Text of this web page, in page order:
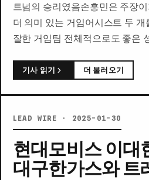
트넘의 승리였음손흥민은 주장
더 의미 있는 거임어시스트 두
잘한 거임팀 전체적으로도 좋은
기사 읽기 더 불러오기
LEAD WIRE · 2025-01-30
현대모비스 이대
대구한가스와 트